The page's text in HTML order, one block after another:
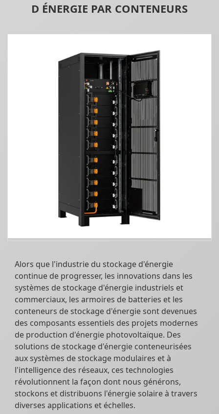
D ÉNERGIE PAR CONTENEURS
Alors que l'industrie du stockage d'énergie
continue de progresser, les innovations dans les
systèmes de stockage d'énergie industriels et
commerciaux, les armoires de batteries et les
conteneurs de stockage d'énergie sont devenues
des composants essentiels des projets modernes
de production d'énergie photovoltaïque. Des
solutions de stockage d'énergie conteneurisées
aux systèmes de stockage modulaires et à
l'intelligence des réseaux, ces technologies
révolutionnent la façon dont nous générons,
stockons et distribuons l'énergie solaire à travers
diverses applications et échelles.